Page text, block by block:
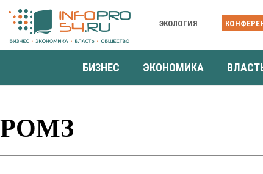
ЭКОЛОГИЯ
БИЗНЕС ЭКОНОМИКА
РОМЗ